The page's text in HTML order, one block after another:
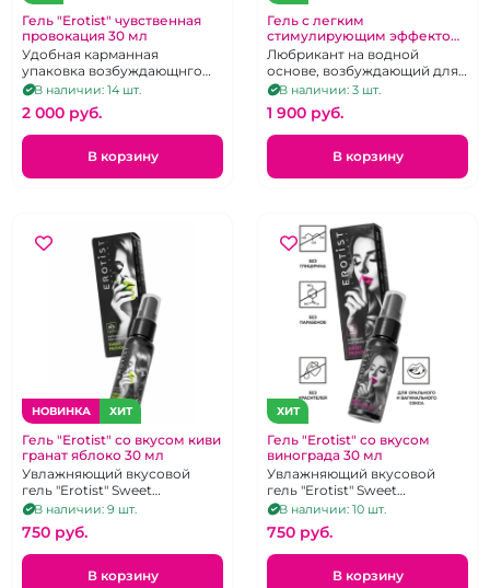
Гель "Erotist" чувственная
провокация 30 мл
Удобная карманная
упаковка возбуждающнго
крема.Объем -30 мл.
В наличии: 14 шт.
2 000 pуб.
В корзину
Гель с легким
стимулирующим эффектом
"Erotist" Magic sense
Любрикант на водной
основе, возбуждающий для
женщин 50 мл
В наличии: 3 шт.
1 900 pуб.
В корзину
НОВИНКА ХИТ
Гель "Erotist" со вкусом киви
гранат яблоко 30 мл
Увлажняющий вкусовой
гель "Erotist" Sweet
Provocation с
регенерирующим эффектом
В наличии: 9 шт.
750 pуб.
В корзину
ХИТ
Гель "Erotist" со вкусом
винограда 30 мл
Увлажняющий вкусовой
гель "Erotist" Sweet
Provocation с
регенерирующим эффектом
В наличии: 10 шт.
750 pуб.
В корзину